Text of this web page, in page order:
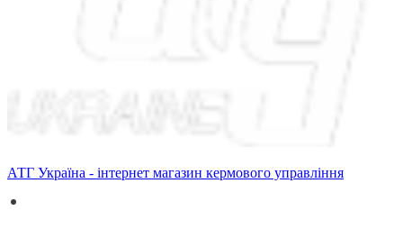
АТГ Україна - інтернет магазин кермового управління